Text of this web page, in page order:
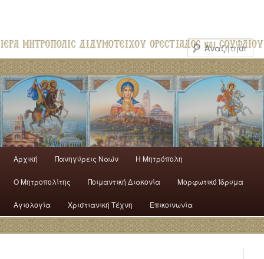
Αρχική Πανηγύρεις Ναών H Mητρόπολη
Ο Mητροπολίτης Ποιμαντική Διακονία Μορφωτικό Ίδρυμα
Αγιολογία Χριστιανική Τέχνη Επικοινωνία